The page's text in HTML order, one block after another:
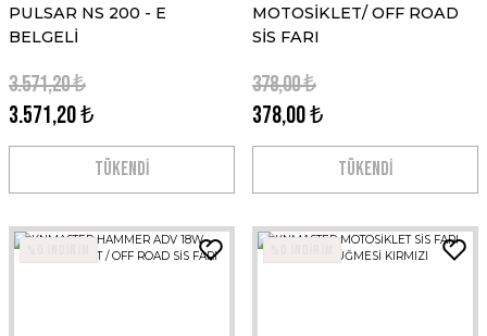
PULSAR NS 200 - E
BELGELİ
3.571,20 ₺
3.571,20 ₺
TÜKENDİ
MOTOSİKLET/ OFF ROAD
SİS FARI
378,00 ₺
378,00 ₺
TÜKENDİ